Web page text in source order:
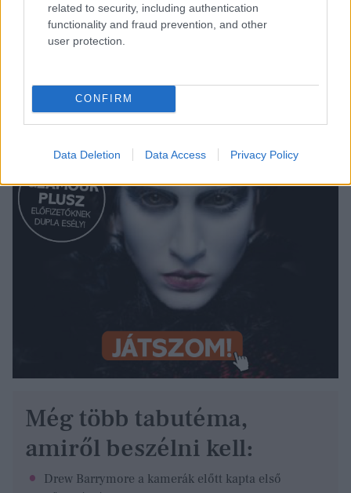
related to security, including authentication
functionality and fraud prevention, and other
user protection.
CONFIRM
Data Deletion Data Access Privacy Policy
Még több tabutéma,
amiről beszélni kell:
Drew Barrymore a kamerák előtt kapta első